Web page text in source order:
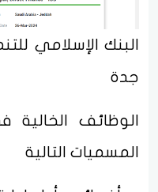
البنك الإسلامي
جدة
الوظائف
المسميات التالية